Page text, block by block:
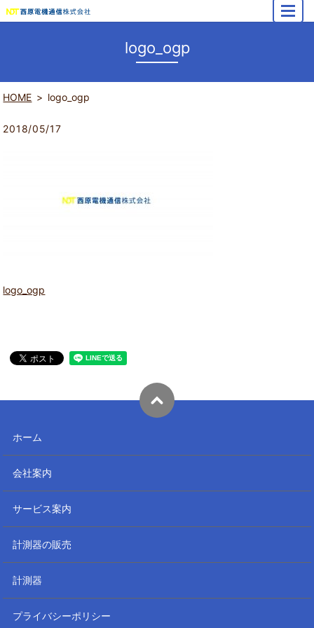
logo_ogp
HOME logo_ogp
2018/05/17
logo_ogp
ホーム
会社案内
サービス案内
計測器の販売
計測器
プライバシーポリシー